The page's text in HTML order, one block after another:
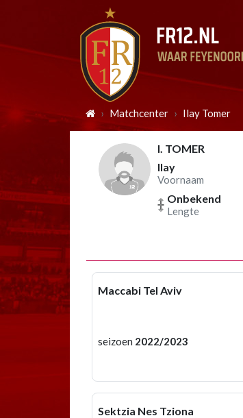
Matchcenter Ilay Tomer
I. TOMER
Ilay
Voornaam
Onbekend
Lengte
Maccabi Tel Aviv
seizoen 2022/2023
Sektzia Nes Tziona